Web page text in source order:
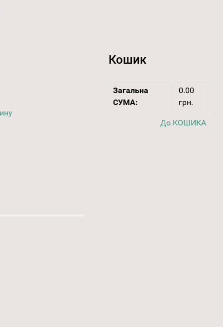
Кошик
Загальна
СУМА:
0.00
грн.
До КОШИКА